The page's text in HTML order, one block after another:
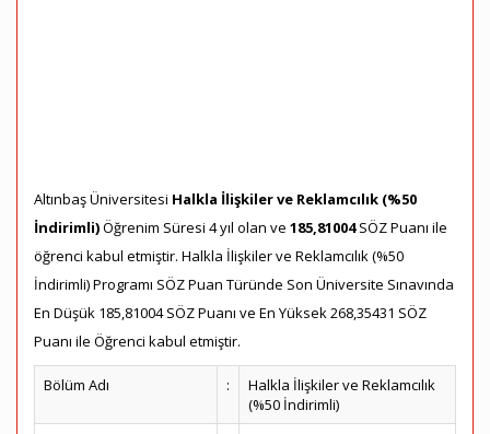
Altınbaş Üniversitesi Halkla İlişkiler ve Reklamcılık (%50
İndirimli)Öğrenim Süresi 4 yıl olan ve 185,81004SÖZ Puanı ile
öğrenci kabul etmiştir. Halkla İlişkiler ve Reklamcılık (%50
İndirimli) Programı SÖZ Puan Türünde Son Üniversite Sınavında
En Düşük 185,81004 SÖZ Puanı ve En Yüksek 268,35431 SÖZ
Puanı ile Öğrenci kabul etmiştir.
Bölüm Adı :
Halkla İlişkiler ve Reklamcılık
(%50 İndirimli)